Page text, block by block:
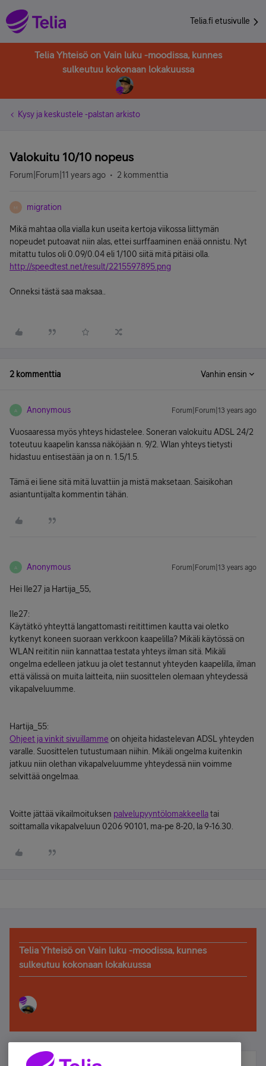
Telia.fi etusivulle
Telia Yhteisö on Vain luku -moodissa, kunnes
sulkeutuu kokonaan lokakuussa
Kysy ja keskustele -palstan arkisto
Valokuitu 10/10 nopeus
Forum|Forum|11 years ago 2 kommenttia
M migration
Mikä mahtaa olla vialla kun useita kertoja viikossa liittymän
nopeudet putoavat niin alas, ettei surffaaminen enää onnistu. Nyt
mitattu tulos oli 0.09/0.04 eli 1/100 siitä mitä pitäisi olla.
http://speedtest.net/result/2215597895.png
Onneksi tästä saa maksaa..
2 kommenttia Vanhin ensin
A Anonymous Forum|Forum|13 years ago
Vuosaaressa myös yhteys hidastelee. Soneran valokuitu ADSL 24/2
toteutuu kaapelin kanssa näköjään n. 9/2. Wlan yhteys tietysti
hidastuu entisestään ja on n. 1.5/1.5.
Tämä ei liene sitä mitä luvattiin ja mistä maksetaan. Saisikohan
asiantuntijalta kommentin tähän.
A Anonymous Forum|Forum|13 years ago
Hei Ile27 ja Hartija_55,
Ile27:
Käytätkö yhteyttä langattomasti reitittimen kautta vai oletko
kytkenyt koneen suoraan verkkoon kaapelilla? Mikäli käytössä on
WLAN reititin niin kannattaa testata yhteys ilman sitä. Mikäli
ongelma edelleen jatkuu ja olet testannut yhteyden kaapelilla, ilman
että välissä on muita laitteita, niin suosittelen olemaan yhteydessä
vikapalveluumme.
Hartija_55:
Ohjeet ja vinkit sivuillamme on ohjeita hidastelevan ADSL yhteyden
varalle. Suosittelen tutustumaan niihin. Mikäli ongelma kuitenkin
jatkuu niin olethan vikapalveluumme yhteydessä niin voimme
selvittää ongelmaa.
Voitte jättää vikailmoituksen palvelupyyntölomakkeellatai
soittamalla vikapalveluun 0206 90101, ma-pe 8-20, la 9-16.30.
Telia Yhteisö on Vain luku -moodissa, kunnes
sulkeutuu kokonaan lokakuussa